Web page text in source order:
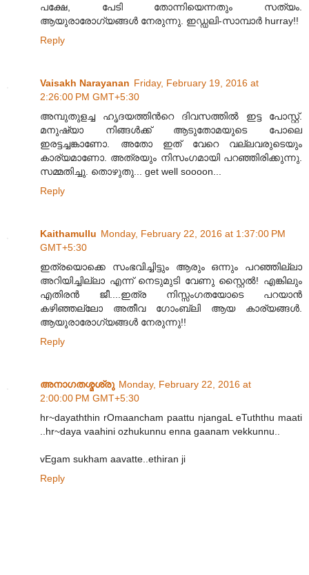
പക്ഷേ, പേടി തോന്നിയെന്നതും സത്യം.
ആയുരാരോഗ്യങ്ങള്‍ നേരുന്നു. ഇഡ്ഡലി-സാമ്പാര്‍ hurray!!
Reply
Vaisakh Narayanan Friday, February 19, 2016 at
2:26:00 PM GMT+5:30
അമ്പുതുളച്ച ഹൃദയത്തിൻറെ ദിവസത്തിൽ ഇട്ട പോസ്റ്റ്.
മനുഷ്യാ നിങ്ങൾക്ക് ആടുതോമയുടെ പോലെ
ഇരട്ടച്ചങ്കാണോ. അതോ ഇത് വേറെ വല്ലവരുടെയും
കാര്യമാണോ. അത്രയും നിസംഗമായി പറഞ്ഞിരിക്കുന്നു.
സമ്മതിച്ചു. തൊഴുതു... get well soooon...
Reply
Kaithamullu Monday, February 22, 2016 at 1:37:00 PM
GMT+5:30
ഇത്രയൊക്കെ സംഭവിച്ചിട്ടും ആരും ഒന്നും പറഞ്ഞില്ലാ
അറിയിച്ചില്ലാ എന്ന് നെടുമുടി വേണു സ്റ്റൈൽ! എങ്കിലും
എതിരൻ ജീ....ഇത്ര നിസ്സംഗതയോടെ പറയാൻ
കഴിഞ്ഞല്ലോ അതീവ ഗോംബ്ലി ആയ കാര്യങ്ങൾ.
ആയുരാരോഗ്യങ്ങൾ നേരുന്നു!!
Reply
അനാഗതശ്മശ്രു Monday, February 22, 2016 at
2:00:00 PM GMT+5:30
hr~dayaththin rOmaancham paattu njangaL eTuththu maati
..hr~daya vaahini ozhukunnu enna gaanam vekkunnu..
vEgam sukham aavatte..ethiran ji
Reply